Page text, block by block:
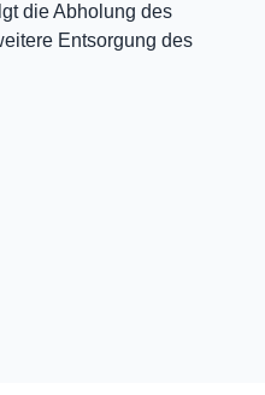
die Abholung des
Entsorgung des